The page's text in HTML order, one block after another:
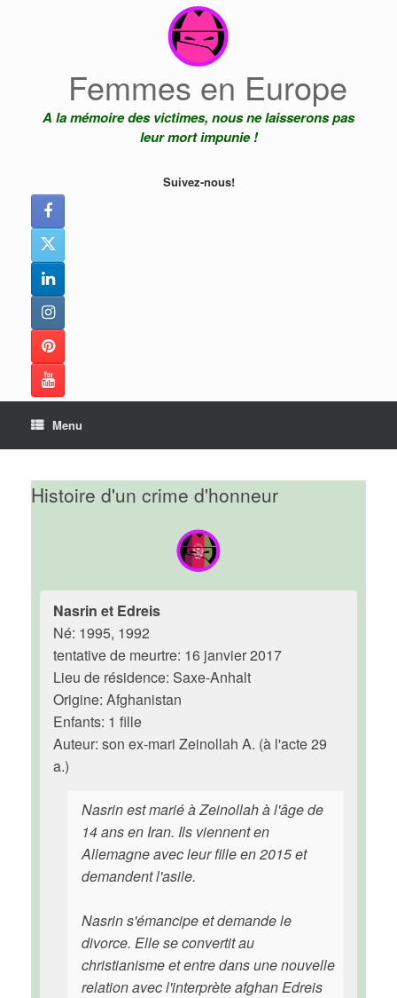
Femmes en Europe
A la mémoire des victimes, nous ne laisserons pas
leur mort impunie !
Suivez-nous!
Menu
Histoire d'un crime d'honneur
Nasrin et Edreis
Né: 1995, 1992
tentative de meurtre: 16 janvier 2017
Lieu de résidence: Saxe-Anhalt
Origine: Afghanistan
Enfants: 1 fille
Auteur: son ex-mari Zeinollah A. (à l'acte 29
a.)
Nasrin est marié à Zeinollah à l'âge de
14 ans en Iran. Ils viennent en
Allemagne avec leur fille en 2015 et
demandent l'asile.
Nasrin s'émancipe et demande le
divorce. Elle se convertit au
christianisme et entre dans une nouvelle
relation avec l'interprète afghan Edreis